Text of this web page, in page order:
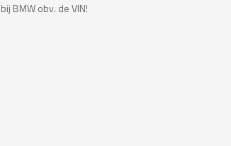
BMW obv. de VIN!